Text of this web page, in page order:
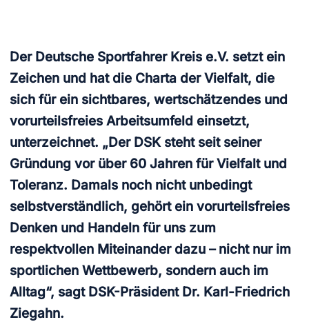
Der Deutsche Sportfahrer Kreis e.V. setzt ein
Zeichen und hat die Charta der Vielfalt, die
sich für ein sichtbares, wertschätzendes und
vorurteilsfreies Arbeitsumfeld einsetzt,
unterzeichnet. „Der DSK steht seit seiner
Gründung vor über 60 Jahren für Vielfalt und
Toleranz. Damals noch nicht unbedingt
selbstverständlich, gehört ein vorurteilsfreies
Denken und Handeln für uns zum
respektvollen Miteinander dazu – nicht nur im
sportlichen Wettbewerb, sondern auch im
Alltag“, sagt DSK-Präsident Dr. Karl-Friedrich
Ziegahn.